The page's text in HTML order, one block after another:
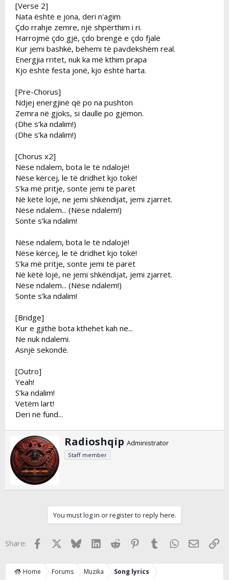
[Verse 2]
Nata është e jona, deri n'agim
Çdo rrahje zemre, një shpërthim i ri.
Harrojmë çdo gjë, çdo brengë e çdo fjalë
Kur jemi bashkë, bëhemi të pavdekshëm real.
Energjia rritet, nuk ka më kthim prapa
Kjo është festa jonë, kjo është harta.
[Pre-Chorus]
Ndjej energjinë që po na pushton
Zemra në gjoks, si daulle po gjëmon.
(Dhe s’ka ndalim!)
(Dhe s’ka ndalim!)
[Chorus x2]
Nëse ndalem, bota le të ndalojë!
Nëse kërcej, le të dridhet kjo tokë!
S’ka më pritje, sonte jemi të parët
Në këtë lojë, ne jemi shkëndijat, jemi zjarret.
Nëse ndalem... (Nëse ndalem!)
Sonte s’ka ndalim!
Nëse ndalem, bota le të ndalojë!
Nëse kërcej, le të dridhet kjo tokë!
S’ka më pritje, sonte jemi të parët
Në këtë lojë, ne jemi shkëndijat, jemi zjarret.
Nëse ndalem... (Nëse ndalem!)
Sonte s’ka ndalim!
[Bridge]
Kur e gjithë bota kthehet kah ne...
Ne nuk ndalemi.
Asnjë sekondë.
[Outro]
Yeah!
S’ka ndalim!
Vetëm lart!
Deri në fund...
W
r
i
y
Radioshqip Administrator
Staff member
You must log in or register to reply here.
Share: Facebook BlueskyLinkedInReddit Pinterest
TumblrWhatsApp
Email
Home Forums Muzika Song lyrics